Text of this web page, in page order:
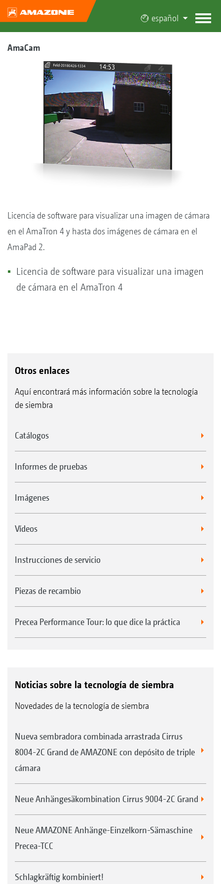
español
AmaCam
Licencia de software para visualizar una imagen de cámara
en el AmaTron 4 y hasta dos imágenes de cámara en el
AmaPad 2.
Licencia de software para visualizar una imagen
de cámara en el AmaTron 4
Otros enlaces
Aquí encontrará más información sobre la tecnología
de siembra
Catálogos
Informes de pruebas
Imágenes
Vídeos
Instrucciones de servicio
Piezas de recambio
Precea Performance Tour: lo que dice la práctica
Noticias sobre la tecnología de siembra
Novedades de la tecnología de siembra
Nueva sembradora combinada arrastrada Cirrus
8004-2C Grand de AMAZONE con depósito de triple
cámara
Neue Anhängesäkombination Cirrus 9004-2C Grand
Neue AMAZONE Anhänge-Einzelkorn-Sämaschine
Precea-TCC
Schlagkräftig kombiniert!